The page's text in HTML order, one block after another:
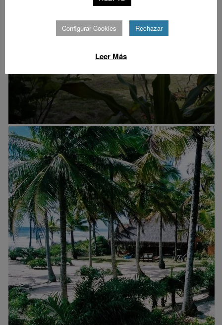
Configurar Cookies Rechazar
Leer Más